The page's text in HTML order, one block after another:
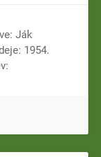
Ják
1954.